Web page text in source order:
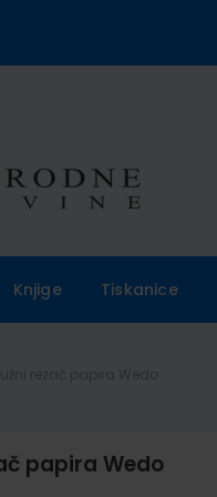
Knjige Tiskanice
papira Wedo